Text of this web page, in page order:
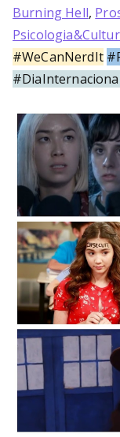
Burning Hell,
#WeCanNerdIt